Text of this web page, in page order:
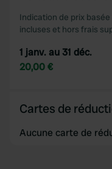
Indication de prix
incluses et hors frais
1 janv. au 31 déc.
20,00 €
Cartes de
Aucune carte de